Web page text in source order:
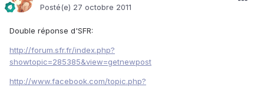
Posté(e) 27 octobre 2011
Double réponse d'SFR:
http://forum.sfr.fr/index.php?
showtopic=285385&view=getnewpost
http://www.facebook.com/topic.php?